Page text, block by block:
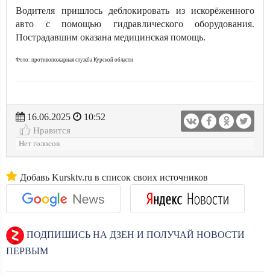
Водителя пришлось деблокировать из искорёженного
авто с помощью гидравлического оборудования.
Пострадавшим оказана медицинская помощь.
Фото: противопожарная служба Курской области
16.06.2025
10:52
Нравится
Нет голосов
Добавь Kursktv.ru в список своих источников
ПОДПИШИСЬ НА ДЗЕН И ПОЛУЧАЙ НОВОСТИ
ПЕРВЫМ